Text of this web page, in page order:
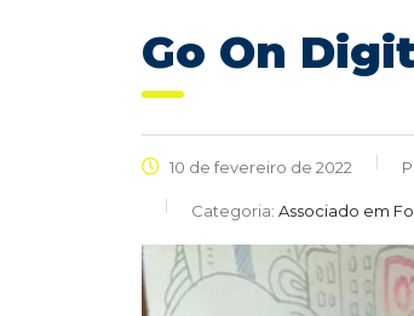
Go On
10 de fevereiro de 2022
Categoria: Associado em